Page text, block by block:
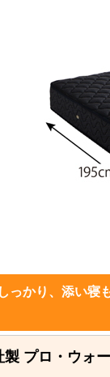
っかり、添い寝
製 プロ・ウォ